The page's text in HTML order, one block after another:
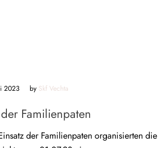
2023 by Skf Vechta
Familienpaten
der Familienpaten organisierten die